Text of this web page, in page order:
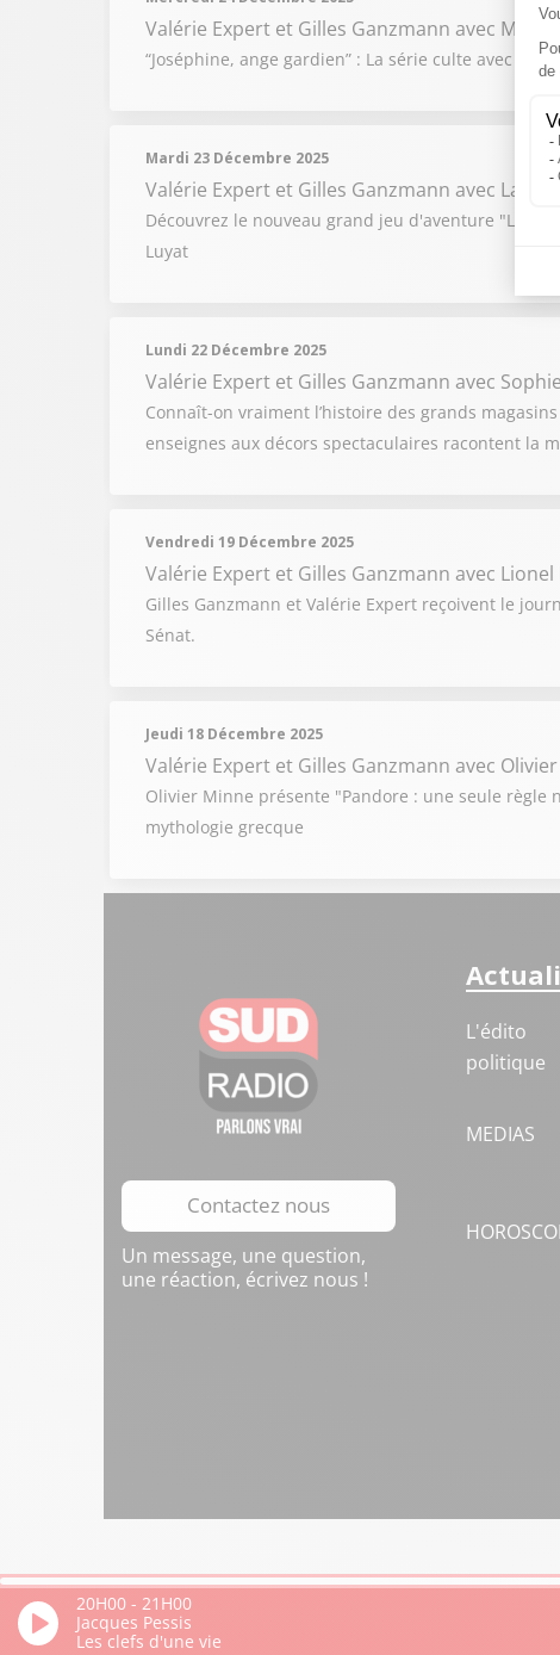
Valérie Expert et Gilles Ganzmann avec Mimie
“Joséphine, ange gardien” : La série culte avec
Mardi 23 Décembre 2025
Valérie Expert et Gilles Ganzmann avec
Découvrez le nouveau grand jeu d'aventure
Luyat
Lundi 22 Décembre 2025
Valérie Expert et Gilles Ganzmann avec
Connaît-on vraiment l’histoire des grands
enseignes aux décors spectaculaires racontent la
Vendredi 19 Décembre 2025
Valérie Expert et Gilles Ganzmann avec
Gilles Ganzmann et Valérie Expert reçoivent le
Sénat.
Jeudi 18 Décembre 2025
Valérie Expert et Gilles Ganzmann avec
Olivier Minne présente "Pandore : une seule
mythologie grecque
Contactez nous
Un message, une question,
une réaction, écrivez nous !
L'édito
politique
MEDIAS
20H00 - 21H00
Jacques Pessis
Les clefs d'une vie